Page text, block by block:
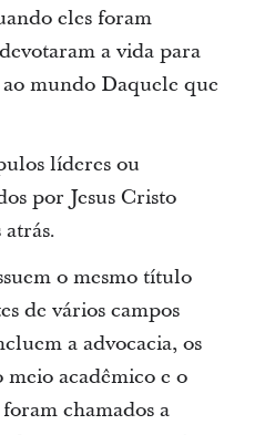
eles foram
a vida para
mundo Daquele que
líderes ou
por Jesus Cristo
o mesmo título
de vários campos
a advocacia, os
acadêmico e o
chamados a